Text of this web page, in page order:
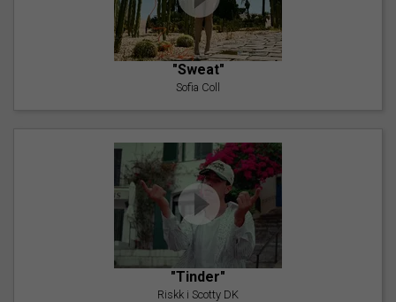
"Sweat"
Sofia Coll
"Tinder"
Riskk i Scotty DK